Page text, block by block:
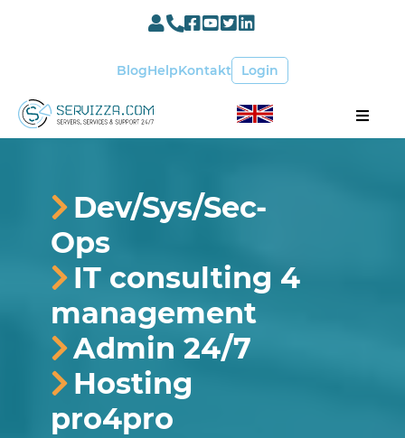
Panel
konta servizza
X
BlogHelpKontakt Login
Dev/Sys/Sec-
Ops
IT consulting 4
management
Admin 24/7
Hosting
pro4pro